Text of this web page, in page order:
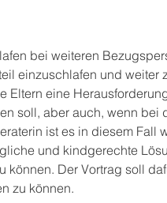
bei weiteren
einzuschlafen und weiter
eine
soll, aber auch, wenn bei
ist es in diesem Fall
und kindgerechte
können. Der Vortrag soll
zu können.